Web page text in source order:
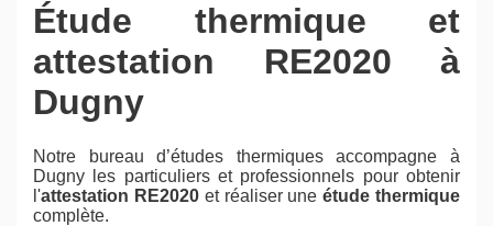
Étude thermique et
attestation RE2020 à
Dugny
Notre bureau d’études thermiques accompagne à
Dugny les particuliers et professionnels pour obtenir
l'attestation RE2020et réaliser uneétude thermique
complète.